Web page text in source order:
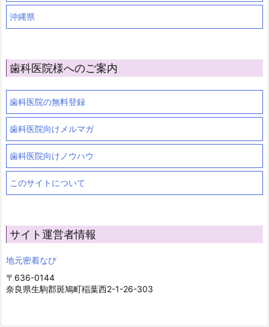
沖縄県
歯科医院様へのご案内
歯科医院の無料登録
歯科医院向けメルマガ
歯科医院向けノウハウ
このサイトについて
サイト運営者情報
地元密着なび
〒636-0144
奈良県生駒郡斑鳩町稲葉西2-1-26-303